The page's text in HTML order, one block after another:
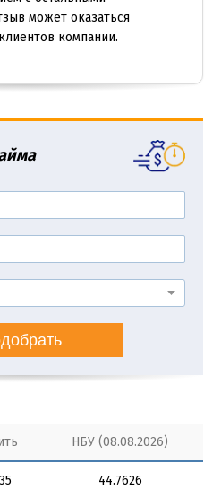
может оказаться
компании.
НБУ (08.08.2026)
44.7626